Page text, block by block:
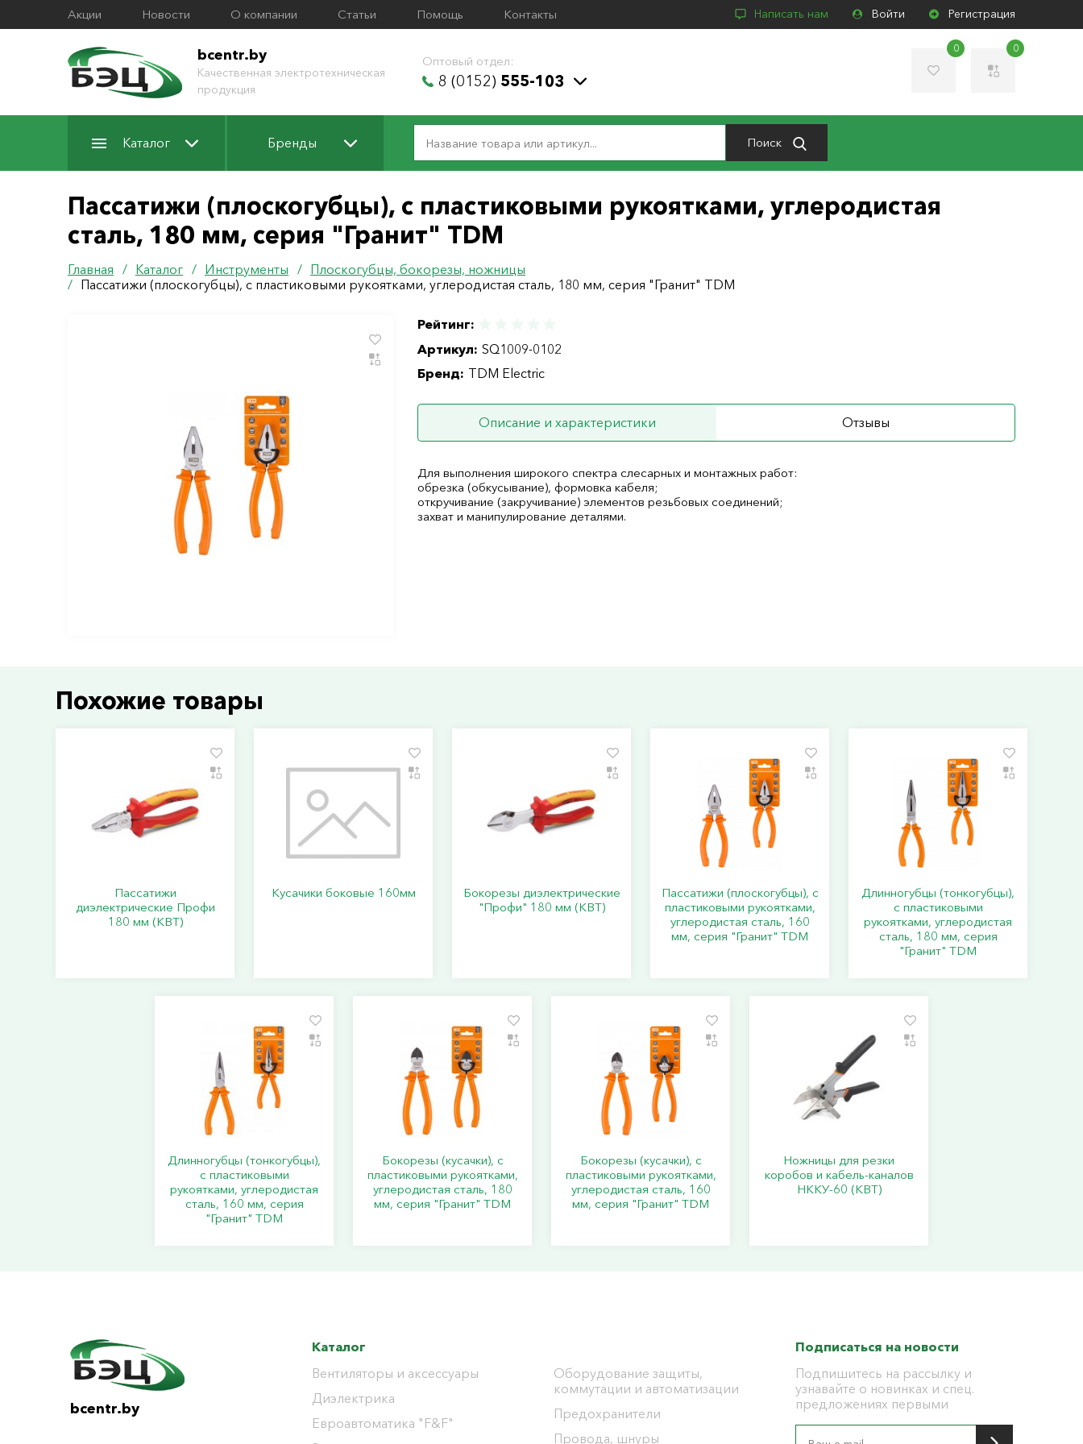
Акции Новости О компании Статьи Помощь Контакты Написать нам Войти Регистрация
bcentr.by
Качественная электротехническая
продукция
Оптовый отдел:
8 (0152) 555-103
0 0
Каталог Бренды Поиск
Пассатижи (плоскогубцы), с пластиковыми рукоятками, углеродистая
сталь, 180 мм, серия "Гранит" TDM
Главная / Каталог / Инструменты / Плоскогубцы, бокорезы, ножницы
/ Пассатижи (плоскогубцы), с пластиковыми рукоятками, углеродистая сталь, 180 мм, серия "Гранит" TDM
Рейтинг:
Артикул: SQ1009-0102
Бренд: TDM Electric
Описание и характеристики Отзывы
Для выполнения широкого спектра слесарных и монтажных работ:
обрезка (обкусывание), формовка кабеля;
откручивание (закручивание) элементов резьбовых соединений;
захват и манипулирование деталями.
Похожие товары
Пассатижи
диэлектрические Профи
180 мм (КВТ)
Кусачики боковые 160мм
Бокорезы диэлектрические
"Профи" 180 мм (КВТ)
Пассатижи (плоскогубцы), с
пластиковыми рукоятками,
углеродистая сталь, 160
мм, серия "Гранит" TDM
Длинногубцы (тонкогубцы),
с пластиковыми
рукоятками, углеродистая
сталь, 180 мм, серия
"Гранит" TDM
Длинногубцы (тонкогубцы),
с пластиковыми
рукоятками, углеродистая
сталь, 160 мм, серия
"Гранит" TDM
Бокорезы (кусачки), с
пластиковыми рукоятками,
углеродистая сталь, 180
мм, серия "Гранит" TDM
Бокорезы (кусачки), с
пластиковыми рукоятками,
углеродистая сталь, 160
мм, серия "Гранит" TDM
Ножницы для резки
коробов и кабель-каналов
НККУ-60 (КВТ)
bcentr.by
Каталог
Вентиляторы и аксессуары
Диэлектрика
Евроавтоматика "F&F"
Оборудование защиты,
коммутации и автоматизации
Предохранители
Провода, шнуры
Подписаться на новости
Подпишитесь на рассылку и
узнавайте о новинках и спец.
предложениях первыми